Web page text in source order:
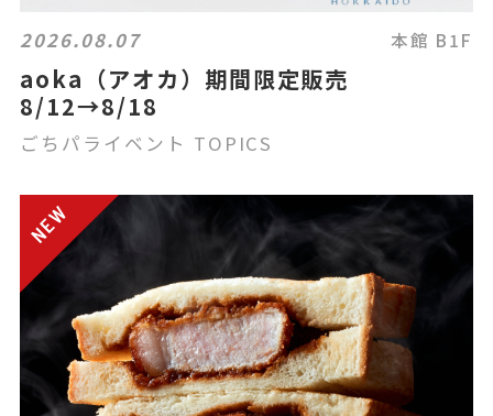
2026.08.07 本館 B1F
aoka（アオカ）期間限定販売
8/12→8/18
ごちパライベント TOPICS